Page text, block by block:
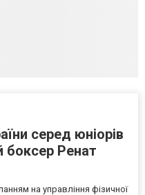
серед юніорів
боксер Ренат
на управління фізичної